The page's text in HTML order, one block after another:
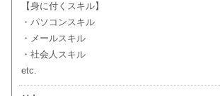
【身に付くスキル】
・パソコンスキル
・メールスキル
・社会人スキル
etc.